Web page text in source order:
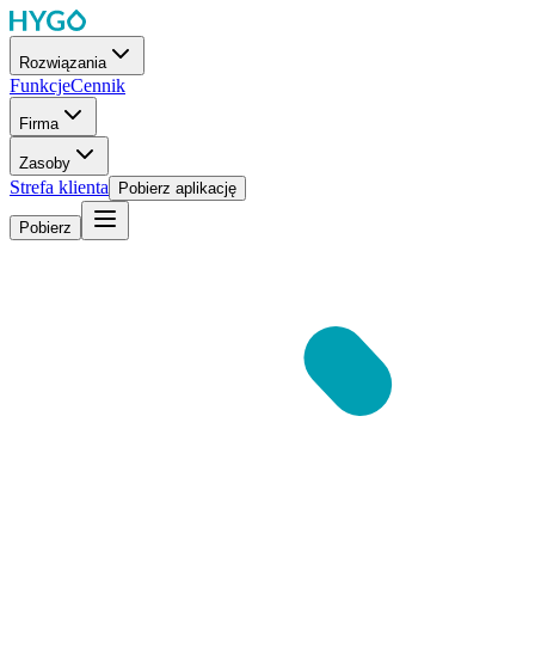
Rozwiązania
FunkcjeCennik
Firma
Zasoby
Strefa klienta Pobierz aplikację
Pobierz